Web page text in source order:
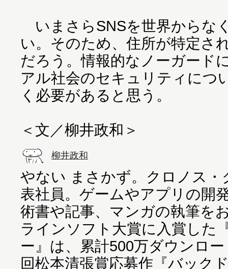
いまさらSNSを世界からな
い。そのため、住所が特定さ
だろう。情報的なノーガード
アル社会のセキュリティにつ
く必要があると思う。
＜文／柳井政和＞
柳井政和
やない まさかず。クロノス・
表社員。ゲームやアプリの開
術書や記事、マンガの執筆を
ラインソフト大賞に入賞した
ー』は、累計500万ダウンロ
回松本清張賞応募作『バック